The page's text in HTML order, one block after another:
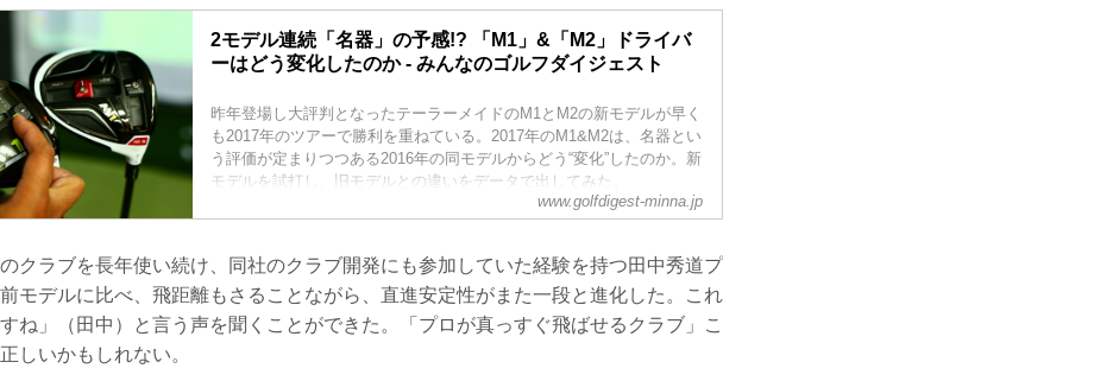
2モデル連続「名器」の予感!? 「M1」&「M2」ドライバ
ーはどう変化したのか - みんなのゴルフダイジェスト
昨年登場し大評判となったテーラーメイドのM1とM2の新モデルが早く
も2017年のツアーで勝利を重ねている。2017年のM1&M2は、名器とい
う評価が定まりつつある2016年の同モデルからどう“変化”したのか。新
モデルを試打し、旧モデルとの違いをデータで出してみた。
www.golfdigest-minna.jp
クラブを長年使い続け、同社のクラブ開発にも参加していた経験を持つ田中秀道プ
モデルに比べ、飛距離もさることながら、直進安定性がまた一段と進化した。これ
ね」（田中）と言う声を聞くことができた。「プロが真っすぐ飛ばせるクラブ」こ
しいかもしれない。